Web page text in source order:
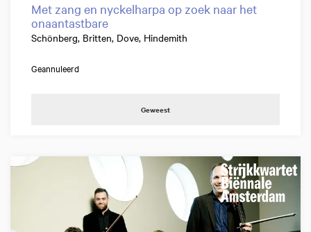
Met zang en nyckelharpa op zoek naar het
onaantastbare
Schönberg, Britten, Dove, Hindemith
Geannuleerd
Geweest